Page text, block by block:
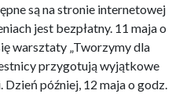
są na stronie internetowej
jest bezpłatny. 11 maja o
warsztaty „Tworzymy dla
przygotują wyjątkowe
później, 12 maja o godz.